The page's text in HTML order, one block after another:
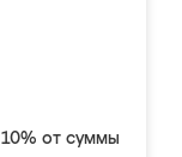
10% от суммы